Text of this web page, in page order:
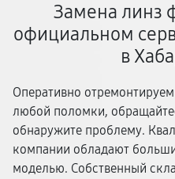
Замена линз
официальном
в
Оперативно
любой поломки,
обнаружите проблему.
компании обладают
моделью. Собственный